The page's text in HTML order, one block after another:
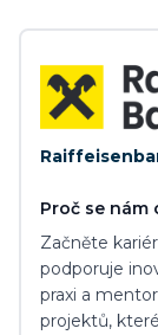
Proč se nám
Začněte
podporuje
praxi a
projektů,